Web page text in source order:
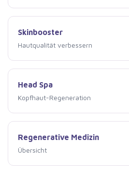
Skinbooster
Hautqualität verbessern
Skinbooster
Head Spa
Kopfhaut-Regeneration
Head Spa
Regenerative Medizin
Übersicht
Regenerative Medizin